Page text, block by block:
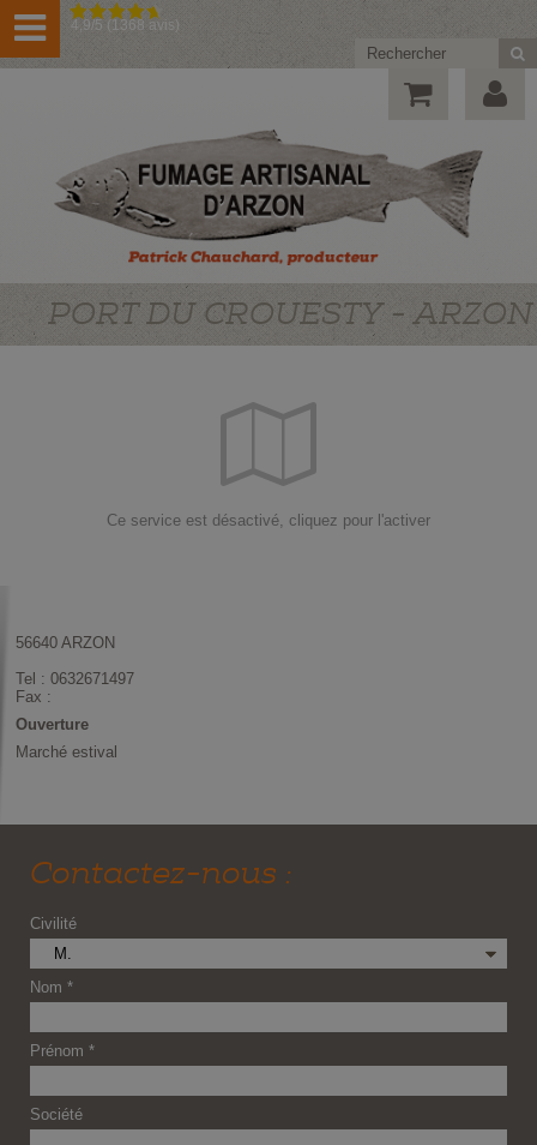
4,9/5 (1368 avis)
PORT DU CROUESTY - ARZON
56640 ARZON
Tel :0632671497
Fax :
Ouverture
Marché estival
Contactez-nous :
Civilité
M.
Nom *
Prénom *
Société